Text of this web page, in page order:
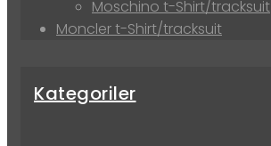
Moschino t-Shirt/tracksuit
Moncler t-Shirt/tracksuit
Kategoriler